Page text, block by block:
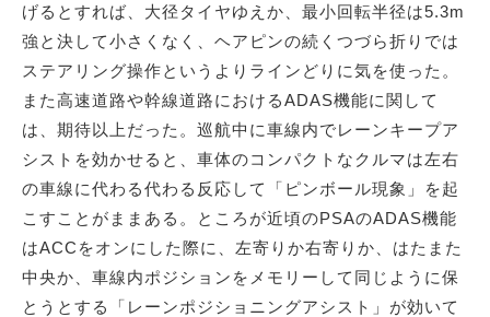
げるとすれば、大径タイヤゆえか、最小回転半径は5.3m
強と決して小さくなく、ヘアピンの続くつづら折りでは
ステアリング操作というよりラインどりに気を使った。
また高速道路や幹線道路におけるADAS機能に関して
は、期待以上だった。巡航中に車線内でレーンキープア
シストを効かせると、車体のコンパクトなクルマは左右
の車線に代わる代わる反応して「ピンボール現象」を起
こすことがままある。ところが近頃のPSAのADAS機能
はACCをオンにした際に、左寄りか右寄りか、はたまた
中央か、車線内ポジションをメモリーして同じように保
とうとする「レーンポジショニングアシスト」が効いて